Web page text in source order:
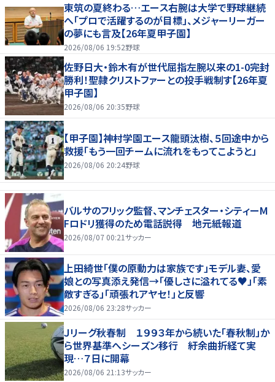
東筑の夏終わる…エース右腕は大学で野球継続
へ「プロで活躍するのが目標」、メジャーリーガー
の夢にも言及【26年夏甲子園】
2026/08/06 19:52野球
佐野日大・鈴木有が世代屈指左腕以来の1-0完封
勝利！聖隷クリストファーとの投手戦制す【26年夏
甲子園】
2026/08/06 20:35野球
【甲子園】神村学園エース龍頭汰樹、５回途中から
救援「もう一回チームに流れをもってこようと」
2026/08/06 20:24野球
バルサのフリック監督、マンチェスター・シティーM
Fロドリ獲得のため電話説得 地元紙報道
2026/08/07 00:21サッカー
上田綺世「僕の原動力は家族です」モデル妻、愛
娘との写真添え発信→「優しさに溢れてる♥」「素
敵すぎる」「頑張れアヤセ！」と反響
2026/08/06 23:28サッカー
Ｊリーグ秋春制 １９９３年から続いた「春秋制」か
ら世界基準へシーズン移行 紆余曲折経て実
現…７日に開幕
2026/08/06 21:13サッカー